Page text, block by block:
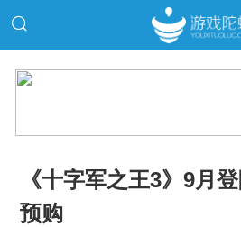
《十字军之王3》9月
预购